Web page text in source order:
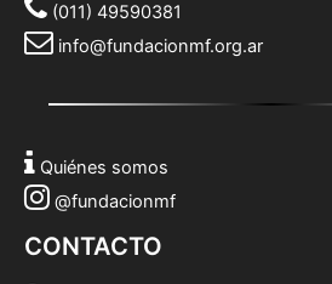
(011) 49590381
info@fundacionmf.org.ar
Quiénes somos
@fundacionmf
CONTACTO